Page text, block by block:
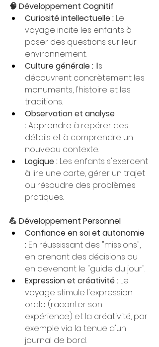
🧠 Développement Cognitif
Curiosité intellectuelle : Le
voyage incite les enfants à
poser des questions sur leur
environnement.
Culture générale : Ils
découvrent concrètement les
monuments, l'histoire et les
traditions.
Observation et analyse
: Apprendre à repérer des
détails et à comprendre un
nouveau contexte.
Logique : Les enfants s'exercent
à lire une carte, gérer un trajet
ou résoudre des problèmes
pratiques.
💪 Développement Personnel
Confiance en soi et autonomie
: En réussissant des "missions",
en prenant des décisions ou
en devenant le "guide du jour".
Expression et créativité : Le
voyage stimule l'expression
orale (raconter son
expérience) et la créativité, par
exemple via la tenue d'un
journal de bord.